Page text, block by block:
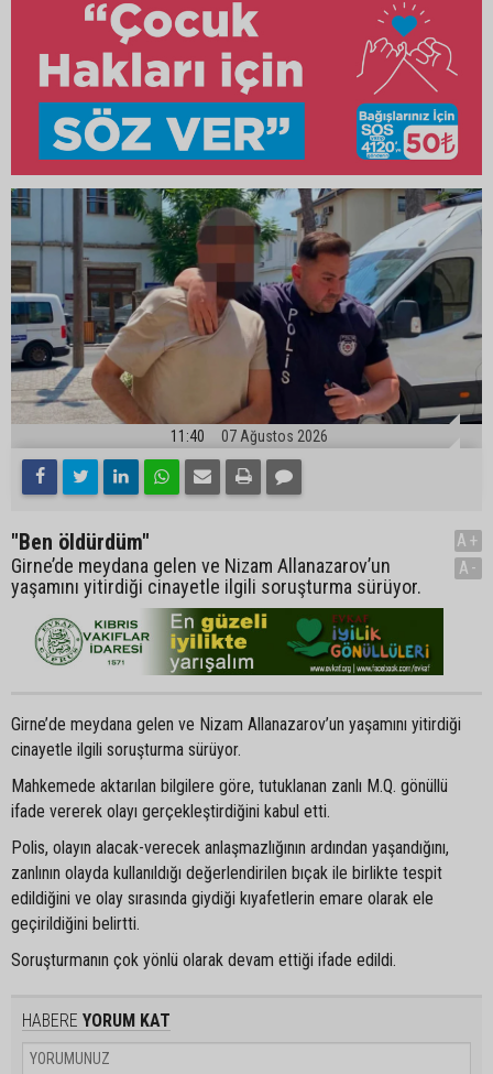
11:40 07 Ağustos 2026
"Ben öldürdüm"
Girne’de meydana gelen ve Nizam Allanazarov’un
yaşamını yitirdiği cinayetle ilgili soruşturma sürüyor.
A+
A-
Girne’de meydana gelen ve Nizam Allanazarov’un yaşamını yitirdiği
cinayetle ilgili soruşturma sürüyor.
Mahkemede aktarılan bilgilere göre, tutuklanan zanlı M.Q. gönüllü
ifade vererek olayı gerçekleştirdiğini kabul etti.
Polis, olayın alacak-verecek anlaşmazlığının ardından yaşandığını,
zanlının olayda kullanıldığı değerlendirilen bıçak ile birlikte tespit
edildiğini ve olay sırasında giydiği kıyafetlerin emare olarak ele
geçirildiğini belirtti.
Soruşturmanın çok yönlü olarak devam ettiği ifade edildi.
HABERE YORUM KAT